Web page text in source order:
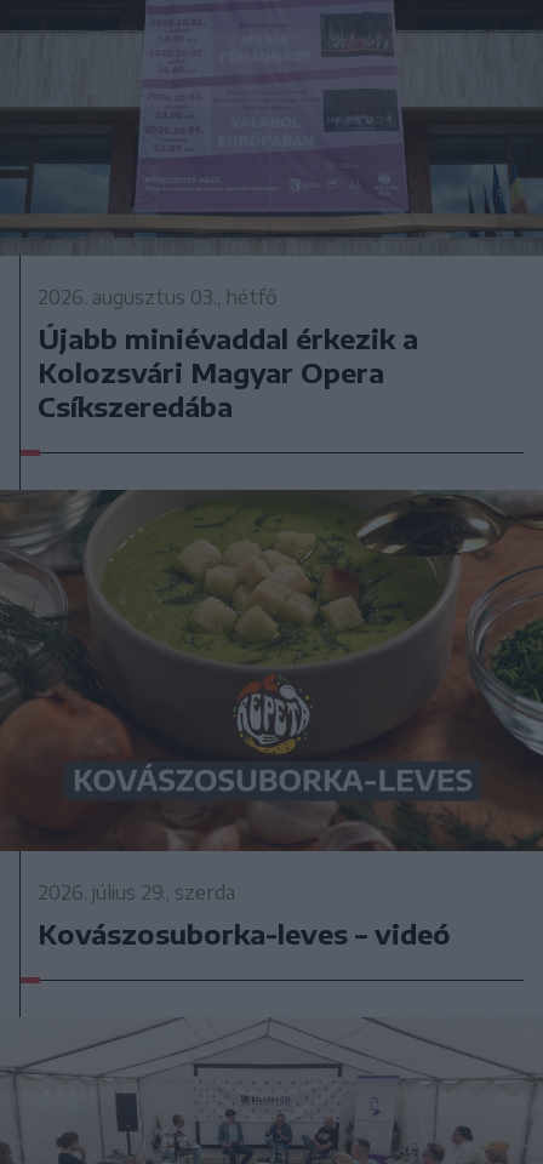
2026. augusztus 03., hétfő
Újabb miniévaddal érkezik a
Kolozsvári Magyar Opera
Csíkszeredába
2026. július 29., szerda
Kovászosuborka-leves – videó